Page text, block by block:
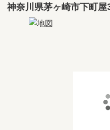
神奈川県茅ヶ崎市下町